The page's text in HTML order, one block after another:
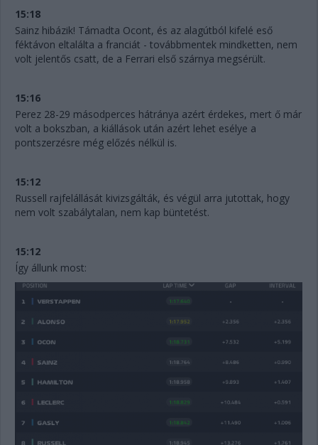
15:18
Sainz hibázik! Támadta Ocont, és az alagútból kifelé eső
féktávon eltalálta a franciát - továbbmentek mindketten, nem
volt jelentős csatt, de a Ferrari első szárnya megsérült.
15:16
Perez 28-29 másodperces hátránya azért érdekes, mert ő már
volt a bokszban, a kiállások után azért lehet esélye a
pontszerzésre még előzés nélkül is.
15:12
Russell rajfelállását kivizsgálták, és végül arra jutottak, hogy
nem volt szabálytalan, nem kap büntetést.
15:12
Így állunk most: